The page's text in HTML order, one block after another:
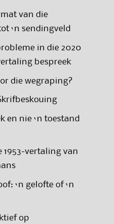
van die
‘n sendingveld
in die 2020
bespreek
die wegraping?
en nie ‘n toestand
1953-vertaling van
‘n gelofte of ‘n
op